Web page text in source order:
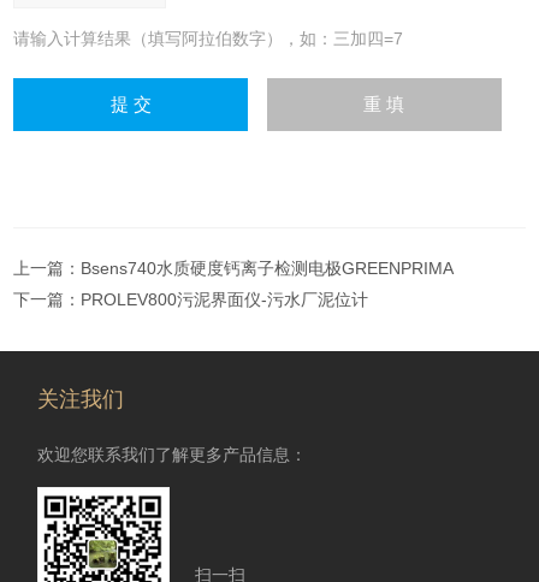
请输入计算结果（填写阿拉伯数字），如：三加四=7
上一篇： Bsens740水质硬度钙离子检测电极GREENPRIMA
下一篇： PROLEV800污泥界面仪-污水厂泥位计
关注我们
欢迎您联系我们了解更多产品信息：
扫一扫